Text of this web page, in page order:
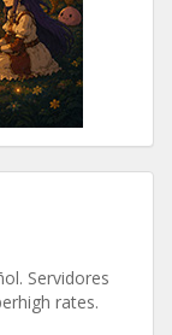
Servidores
rates.